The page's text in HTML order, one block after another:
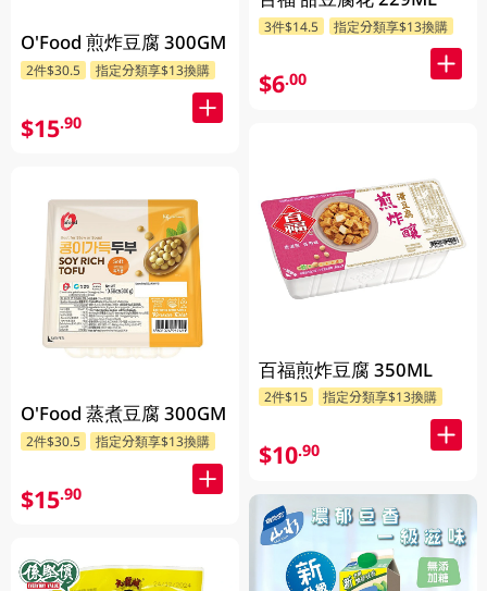
O'Food 煎炸豆腐 300GM
2件$30.5 指定分類享$13換購
$15.90
O'Food 蒸煮豆腐 300GM
2件$30.5 指定分類享$13換購
$15.90
3件$14.5 指定分類享$13換購
$6.00
百福煎炸豆腐 350ML
2件$15 指定分類享$13換購
$10.90